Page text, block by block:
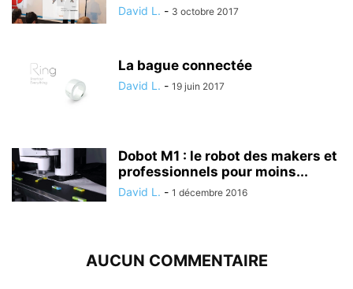
David L. - 3 octobre 2017
La bague connectée
David L. - 19 juin 2017
Dobot M1 : le robot des makers et
professionnels pour moins...
David L. - 1 décembre 2016
AUCUN COMMENTAIRE